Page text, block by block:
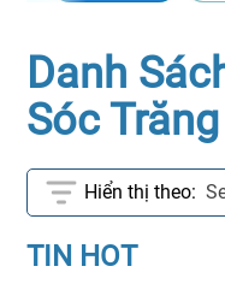
Danh
Sóc
TIN HOT